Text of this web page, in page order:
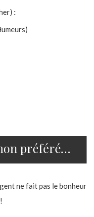
:
préféré…
ne fait pas le bonheur